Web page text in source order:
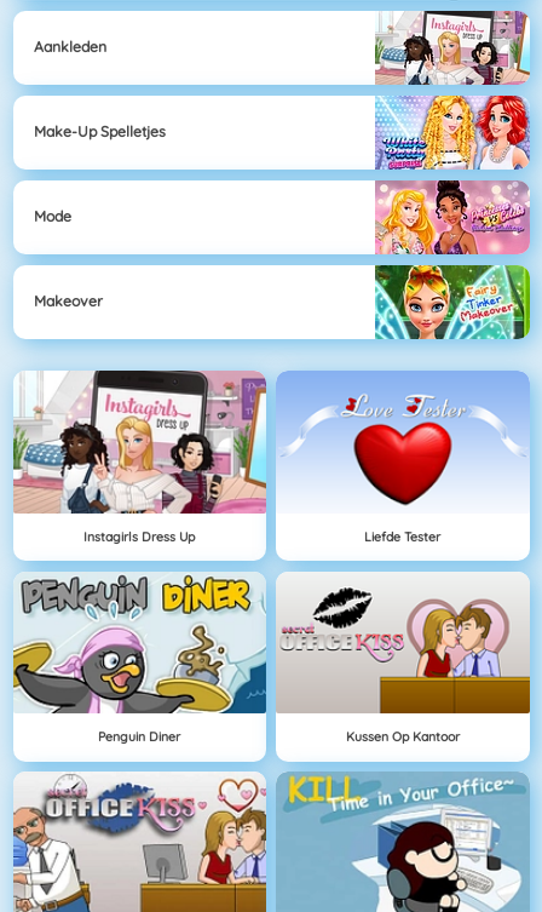
Aankleden
Make-Up Spelletjes
Mode
Makeover
Instagirls Dress Up Liefde Tester
Penguin Diner Kussen Op Kantoor